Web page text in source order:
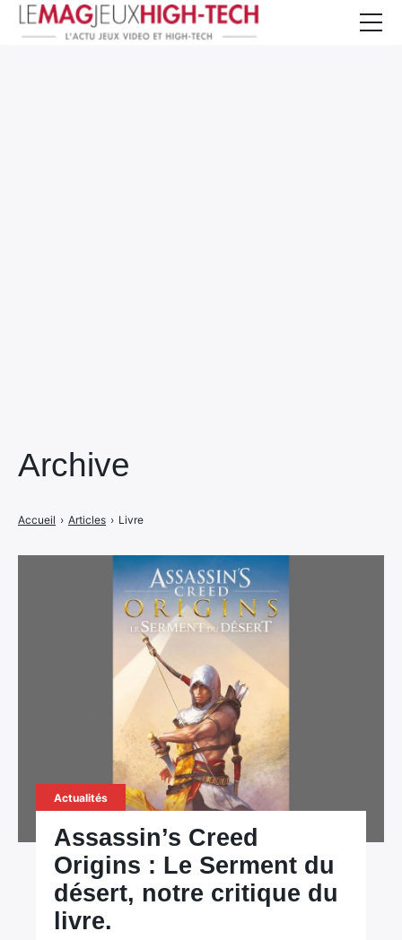
Archive
Accueil › Articles › Livre
Actualités
Assassin’s Creed
Origins : Le Serment du
désert, notre critique du
livre.